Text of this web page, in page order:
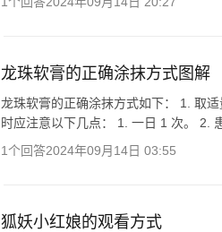
龙珠软膏的正确涂抹方式图解
龙珠软膏的正确涂抹方式如下： 1. 取
时应注意以下几点： 1. 一日 1 次。 2.
1个回答2024年09月14日 03:55
狐妖小红娘的观看方式